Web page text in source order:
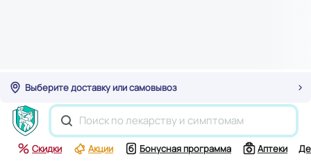
Выберите доставку или самовывоз
Скидки Акции Бонусная программа Аптеки